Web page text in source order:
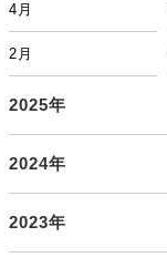
4月
2月
2025年
2024年
2023年